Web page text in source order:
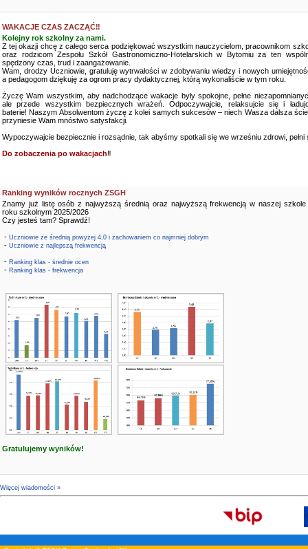
WAKACJE CZAS ZACZĄĆ‼️
Kolejny rok szkolny za nami.
Z tej okazji chcę z całego serca podziękować wszystkim nauczycielom, pracownikom
oraz rodzicom Zespołu Szkół Gastronomiczno-Hotelarskich w Bytomiu za ten
spędzony czas, trud i zaangażowanie.
Wam, drodzy Uczniowie, gratuluję wytrwałości w zdobywaniu wiedzy i nowych
a pedagogom dziękuję za ogrom pracy dydaktycznej, którą wykonaliście w tym roku.
Życzę Wam wszystkim, aby nadchodzące wakacje były spokojne, pełne
ale przede wszystkim bezpiecznych wrażeń. Odpoczywajcie, relaksujcie się i
baterie! Naszym Absolwentom życzę z kolei samych sukcesów – niech Wasza dalsza
przyniesie Wam mnóstwo satysfakcji.
Wypoczywajcie bezpiecznie i rozsądnie, tak abyśmy spotkali się we wrześniu zdrowi, pełni
Do zobaczenia po wakacjach‼️
Ranking wyników rocznych ZSGH
Znamy już listę osób z najwyższą średnią oraz najwyższą frekwencją w naszej szkole
roku szkolnym 2025/2026
Czy jesteś tam? Sprawdź!
- Uczniowie ze średnią powyżej 4,0 i zachowaniem co najmniej dobrym
- Uczniowie z najlepszą frekwencją
- Ranking klas - średnie ocen
- Ranking klas - frekwencja
Gratulujemy wyników!
Więcej wiadomości »